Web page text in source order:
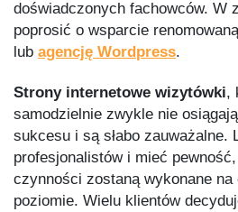
doświadczonych fachowców. W
poprosić o wsparcie
lub agencję Wordpress.
Strony internetowe wizytówki,
samodzielnie zwykle nie
sukcesu i są słabo zauważalne.
profesjonalistów i mieć
czynności zostaną wykonane na
poziomie. Wielu klientów